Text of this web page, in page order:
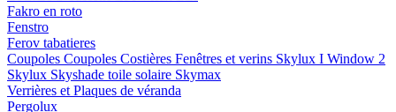
Fakro en roto
Fenstro
Ferov tabatieres
Coupoles Coupoles Costières Fenêtres et verins Skylux I Window 2
Skylux Skyshade toile solaire Skymax
Verrières et Plaques de véranda
Pergolux